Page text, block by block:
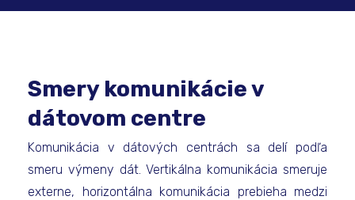
Smery komunikácie v
dátovom centre
Komunikácia v dátových centrách sa delí podľa
smeru výmeny dát. Vertikálna komunikácia smeruje
externe, horizontálna komunikácia prebieha medzi